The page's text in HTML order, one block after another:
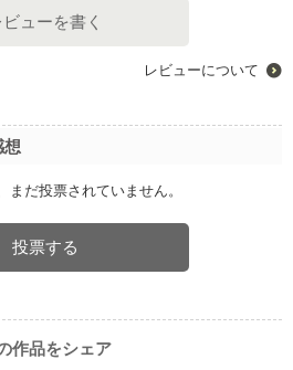
ビューを書く
レビューについて
想
まだ投票されていません。
投票する
作品をシェア